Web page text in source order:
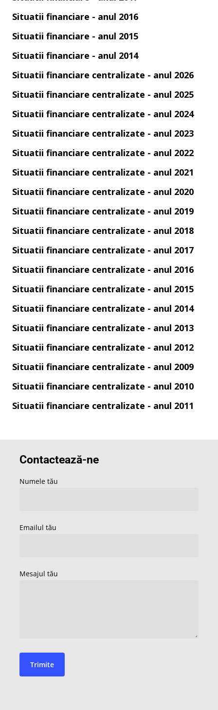
Situatii financiare - anul 2016
Situatii financiare - anul 2015
Situatii financiare - anul 2014
Situatii financiare centralizate - anul 2026
Situatii financiare centralizate - anul 2025
Situatii financiare centralizate - anul 2024
Situatii financiare centralizate - anul 2023
Situatii financiare centralizate - anul 2022
Situatii financiare centralizate - anul 2021
Situatii financiare centralizate - anul 2020
Situatii financiare centralizate - anul 2019
Situatii financiare centralizate - anul 2018
Situatii financiare centralizate - anul 2017
Situatii financiare centralizate - anul 2016
Situatii financiare centralizate - anul 2015
Situatii financiare centralizate - anul 2014
Situatii financiare centralizate - anul 2013
Situatii financiare centralizate - anul 2012
Situatii financiare centralizate - anul 2009
Situatii financiare centralizate - anul 2010
Situatii financiare centralizate - anul 2011